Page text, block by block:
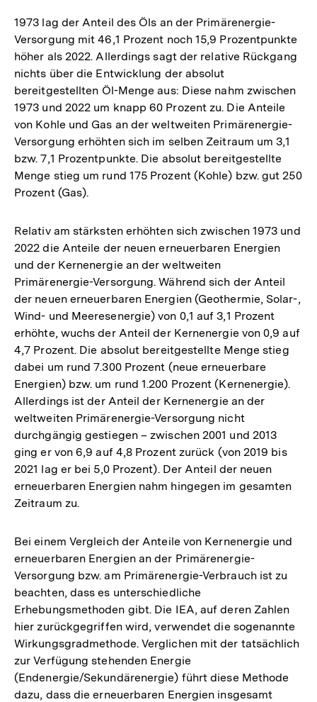
1973 lag der Anteil des Öls an der Primärenergie-
Versorgung mit 46,1 Prozent noch 15,9 Prozentpunkte
höher als 2022. Allerdings sagt der relative Rückgang
nichts über die Entwicklung der absolut
bereitgestellten Öl-Menge aus: Diese nahm zwischen
1973 und 2022 um knapp 60 Prozent zu. Die Anteile
von Kohle und Gas an der weltweiten Primärenergie-
Versorgung erhöhten sich im selben Zeitraum um 3,1
bzw. 7,1 Prozentpunkte. Die absolut bereitgestellte
Menge stieg um rund 175 Prozent (Kohle) bzw. gut 250
Prozent (Gas).
Relativ am stärksten erhöhten sich zwischen 1973 und
2022 die Anteile der neuen erneuerbaren Energien
und der Kernenergie an der weltweiten
Primärenergie-Versorgung. Während sich der Anteil
der neuen erneuerbaren Energien (Geothermie, Solar-,
Wind- und Meeresenergie) von 0,1 auf 3,1 Prozent
erhöhte, wuchs der Anteil der Kernenergie von 0,9 auf
4,7 Prozent. Die absolut bereitgestellte Menge stieg
dabei um rund 7.300 Prozent (neue erneuerbare
Energien) bzw. um rund 1.200 Prozent (Kernenergie).
Allerdings ist der Anteil der Kernenergie an der
weltweiten Primärenergie-Versorgung nicht
durchgängig gestiegen – zwischen 2001 und 2013
ging er von 6,9 auf 4,8 Prozent zurück (von 2019 bis
2021 lag er bei 5,0 Prozent). Der Anteil der neuen
erneuerbaren Energien nahm hingegen im gesamten
Zeitraum zu.
Bei einem Vergleich der Anteile von Kernenergie und
erneuerbaren Energien an der Primärenergie-
Versorgung bzw. am Primärenergie-Verbrauch ist zu
beachten, dass es unterschiedliche
Erhebungsmethoden gibt. Die IEA, auf deren Zahlen
hier zurückgegriffen wird, verwendet die sogenannte
Wirkungsgradmethode. Verglichen mit der tatsächlich
zur Verfügung stehenden Energie
(Endenergie/Sekundärenergie) führt diese Methode
dazu, dass die erneuerbaren Energien insgesamt